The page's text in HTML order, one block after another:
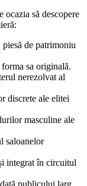
să descopere
de patrimoniu
sa originală.
nerezolvat al
discrete ale elitei
masculine ale
saloanelor
integrat în circuitul
publicului larg.